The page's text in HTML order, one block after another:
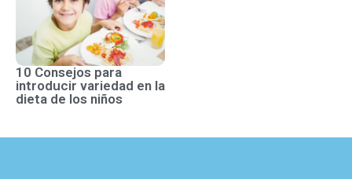
10 Consejos para
introducir variedad en la
dieta de los niños